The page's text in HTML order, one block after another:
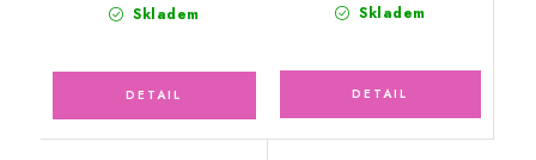
Skladem Skladem